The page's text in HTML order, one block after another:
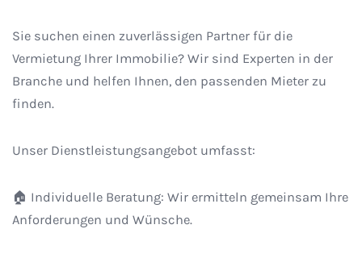
Sie suchen einen zuverlässigen Partner für die
Vermietung Ihrer Immobilie? Wir sind Experten in der
Branche und helfen Ihnen, den passenden Mieter zu
finden.
Unser Dienstleistungsangebot umfasst:
🏠 Individuelle Beratung: Wir ermitteln gemeinsam Ihre
Anforderungen und Wünsche.